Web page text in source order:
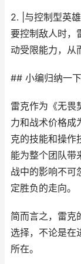
2. |与控制型英
要控制敌人时，
动受限能力，从
## 小编归纳一
雷克作为《无畏
力和战术价格成
克的技能和操作
能为整个团队带
战中的影响不可
定胜负的走向。
简而言之，雷克
选择，不论是在
所在。